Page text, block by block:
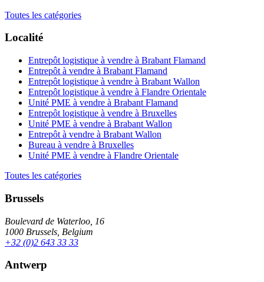
Toutes les catégories
Localité
Entrepôt logistique à vendre à Brabant Flamand
Entrepôt à vendre à Brabant Flamand
Entrepôt logistique à vendre à Brabant Wallon
Entrepôt logistique à vendre à Flandre Orientale
Unité PME à vendre à Brabant Flamand
Entrepôt logistique à vendre à Bruxelles
Unité PME à vendre à Brabant Wallon
Entrepôt à vendre à Brabant Wallon
Bureau à vendre à Bruxelles
Unité PME à vendre à Flandre Orientale
Toutes les catégories
Brussels
Boulevard de Waterloo, 16
1000 Brussels, Belgium
+32 (0)2 643 33 33
Antwerp